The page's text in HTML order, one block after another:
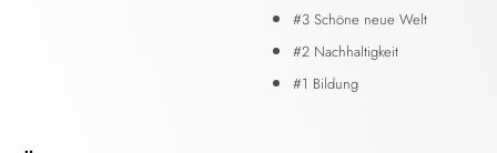
#3 Schöne neue Welt
#2 Nachhaltigkeit
#1 Bildung